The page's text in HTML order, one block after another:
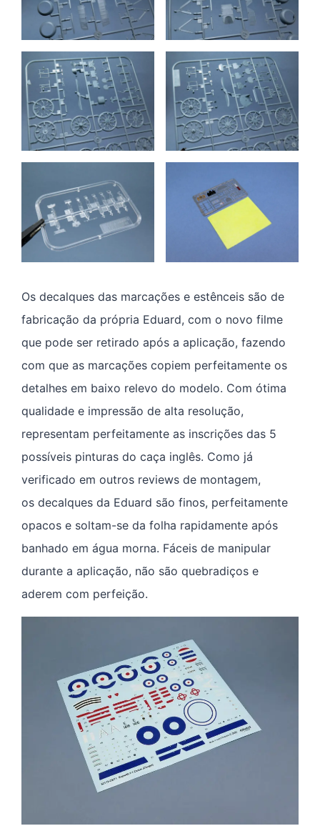
Os decalques das marcações e estênceis são de
fabricação da própria Eduard, com o novo filme
que pode ser retirado após a aplicação, fazendo
com que as marcações copiem perfeitamente os
detalhes em baixo relevo do modelo. Com ótima
qualidade e impressão de alta resolução,
representam perfeitamente as inscrições das 5
possíveis pinturas do caça inglês. Como já
verificado em outros reviews de montagem,
os decalques da Eduard são finos, perfeitamente
opacos e soltam-se da folha rapidamente após
banhado em água morna. Fáceis de manipular
durante a aplicação, não são quebradiços e
aderem com perfeição.